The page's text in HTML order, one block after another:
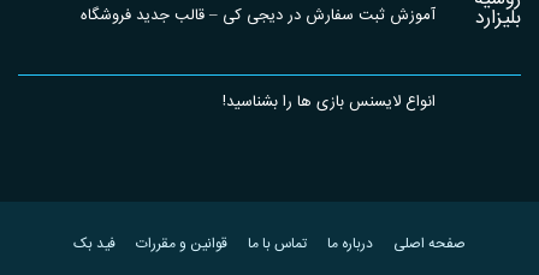
آموزش ثبت سفارش در دیجی کی – قالب جدید فروشگاه
انواع لایسنس بازی ها را بشناسید!
صفحه اصلی درباره ما تماس با ما قوانین و مقررات فید بک